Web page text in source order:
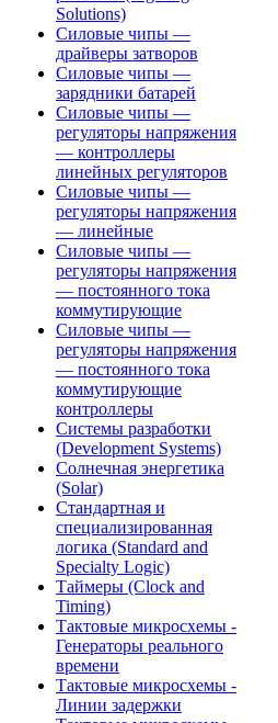
Solutions)
Силовые чипы —
драйверы затворов
Силовые чипы —
зарядники батарей
Силовые чипы —
регуляторы напряжения
— контроллеры
линейных регуляторов
Силовые чипы —
регуляторы напряжения
— линейные
Силовые чипы —
регуляторы напряжения
— постоянного тока
коммутирующие
Силовые чипы —
регуляторы напряжения
— постоянного тока
коммутирующие
контроллеры
Системы разработки
(Development Systems)
Солнечная энергетика
(Solar)
Стандартная и
специализированная
логика (Standard and
Specialty Logic)
Таймеры (Clock and
Timing)
Тактовые микросхемы -
Генераторы реального
времени
Тактовые микросхемы -
Линии задержки